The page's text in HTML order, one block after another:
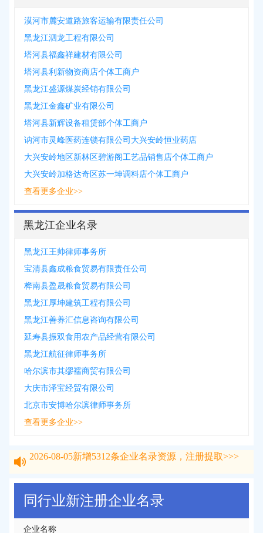
漠河市麓安道路旅客运输有限责任公司
黑龙江泗龙工程有限公司
塔河县福鑫祥建材有限公司
塔河县利新物资商店个体工商户
黑龙江盛源煤炭经销有限公司
黑龙江金鑫矿业有限公司
塔河县新辉设备租赁部个体工商户
讷河市灵峰医药连锁有限公司大兴安岭恒业药店
大兴安岭地区新林区碧游阁工艺品销售店个体工商户
大兴安岭加格达奇区苏一坤调料店个体工商户
查看更多企业>>
黑龙江企业名录
黑龙江王帅律师事务所
宝清县鑫成粮食贸易有限责任公司
桦南县盈晟粮食贸易有限公司
黑龙江厚坤建筑工程有限公司
黑龙江善养汇信息咨询有限公司
延寿县振双食用农产品经营有限公司
黑龙江航征律师事务所
哈尔滨市其缪襦商贸有限公司
大庆市泽宝经贸有限公司
北京市安博哈尔滨律师事务所
查看更多企业>>
新增 条企业名录资源，注册提取>>>
同行业新注册企业名录
企业名称